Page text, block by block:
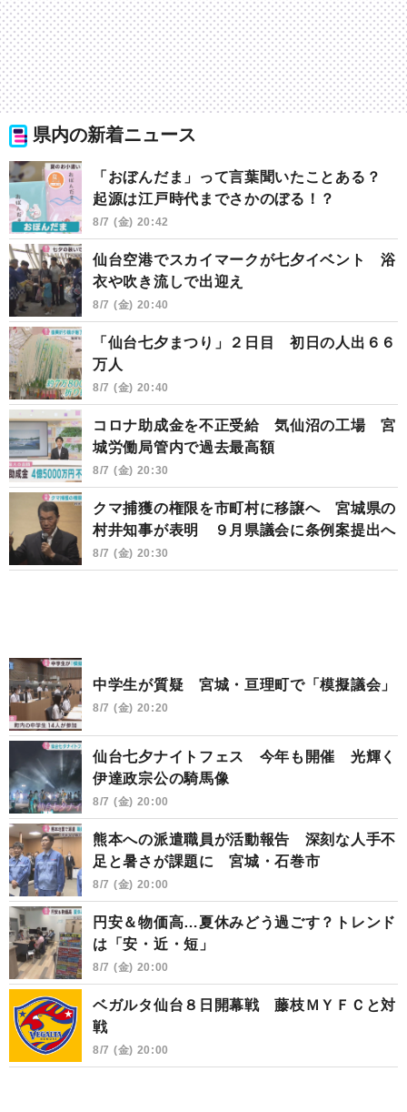
県内の新着ニュース
「おぼんだま」って言葉聞いたことある？
起源は江戸時代までさかのぼる！？
8/7 (金) 20:42
仙台空港でスカイマークが七夕イベント 浴
衣や吹き流しで出迎え
8/7 (金) 20:40
「仙台七夕まつり」２日目 初日の人出６６
万人
8/7 (金) 20:40
コロナ助成金を不正受給 気仙沼の工場 宮
城労働局管内で過去最高額
8/7 (金) 20:30
クマ捕獲の権限を市町村に移譲へ 宮城県の
村井知事が表明 ９月県議会に条例案提出へ
8/7 (金) 20:30
中学生が質疑 宮城・亘理町で「模擬議会」
8/7 (金) 20:20
仙台七夕ナイトフェス 今年も開催 光輝く
伊達政宗公の騎馬像
8/7 (金) 20:00
熊本への派遣職員が活動報告 深刻な人手不
足と暑さが課題に 宮城・石巻市
8/7 (金) 20:00
円安＆物価高…夏休みどう過ごす？トレンド
は「安・近・短」
8/7 (金) 20:00
ベガルタ仙台８日開幕戦 藤枝ＭＹＦＣと対
戦
8/7 (金) 20:00